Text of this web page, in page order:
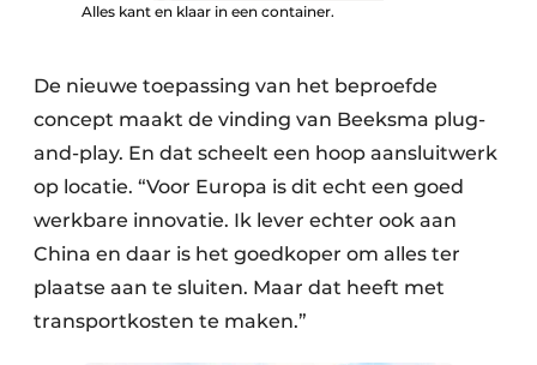
Alles kant en klaar in een container.
De nieuwe toepassing van het beproefde
concept maakt de vinding van Beeksma plug-
and-play. En dat scheelt een hoop aansluitwerk
op locatie. “Voor Europa is dit echt een goed
werkbare innovatie. Ik lever echter ook aan
China en daar is het goedkoper om alles ter
plaatse aan te sluiten. Maar dat heeft met
transportkosten te maken.”